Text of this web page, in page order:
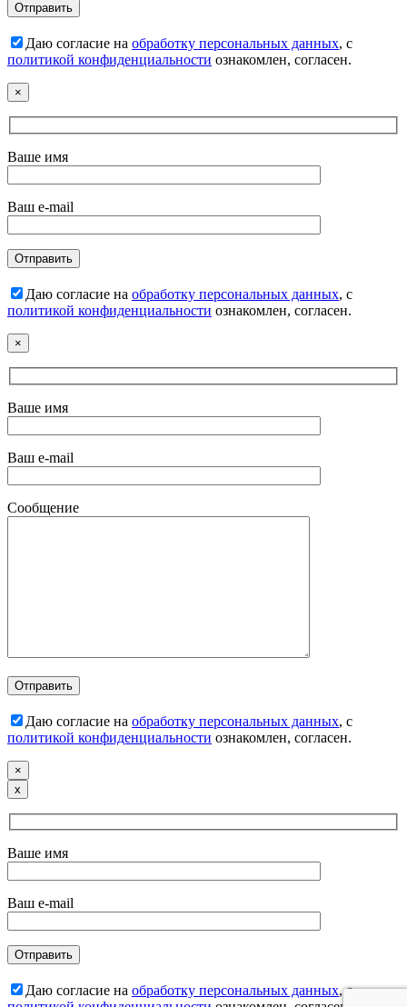
Даю согласие на обработку персональных данных, с
политикой конфиденциальности ознакомлен, согласен.
×
Ваше имя
Ваш e-mail
Даю согласие на обработку персональных данных, с
политикой конфиденциальности ознакомлен, согласен.
×
Ваше имя
Ваш e-mail
Сообщение
Даю согласие на обработку персональных данных, с
политикой конфиденциальности ознакомлен, согласен.
×
х
Ваше имя
Ваш e-mail
Даю согласие на обработку персональных данных, с